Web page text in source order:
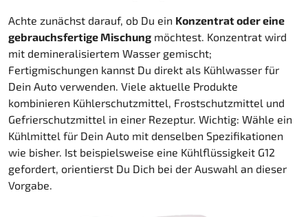
Achte zunächst darauf, ob Du ein Konzentrat oder eine
gebrauchsfertige Mischung möchtest. Konzentrat wird
mit demineralisiertem Wasser gemischt;
Fertigmischungen kannst Du direkt als Kühlwasser für
Dein Auto verwenden. Viele aktuelle Produkte
kombinieren Kühlerschutzmittel, Frostschutzmittel und
Gefrierschutzmittel in einer Rezeptur. Wichtig: Wähle ein
Kühlmittel für Dein Auto mit denselben Spezifikationen
wie bisher. Ist beispielsweise eine Kühlflüssigkeit G12
gefordert, orientierst Du Dich bei der Auswahl an dieser
Vorgabe.